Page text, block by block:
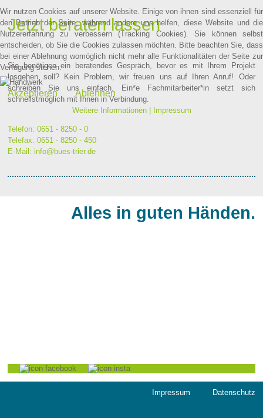
Jetzt beraten lassen
Sie benötigen ein beratendes Gespräch, bevor es mit Ihrem Projekt
losgehen soll? Kein Problem, wir freuen uns auf Ihren Anruf! Oder
schreiben Sie uns einfach. Ein*e Fachmitarbeiter*in setzt sich
schnellstmöglich mit Ihnen in Verbindung.
Telefon: 0651 - 8250 - 0
Telefax: 0651 - 8250 - 450
E-Mail:info@bues-trier.de
Alles in guten Händen.
Datenschutz
Impressum
Wir nutzen Cookies auf unserer Website. Einige von ihnen sind essenziell für
den Betrieb der Seite, während andere uns helfen, diese Website und die
Nutzererfahrung zu verbessern (Tracking Cookies). Sie können selbst
entscheiden, ob Sie die Cookies zulassen möchten. Bitte beachten Sie, dass
bei einer Ablehnung womöglich nicht mehr alle Funktionalitäten der Seite zur
Verfügung stehen.
Akzeptieren Ablehnen
Weitere Informationen| Impressum